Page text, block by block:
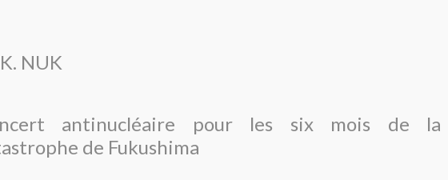
NUK
antinucléaire pour les six mois de la
de Fukushima